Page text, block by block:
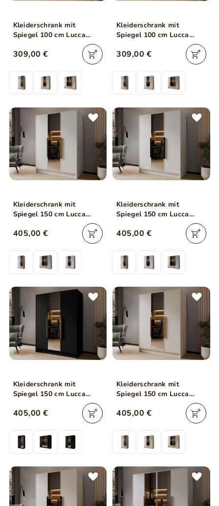
Kleiderschrank mit
Spiegel 100 cm Lucca
Kaschmir mit goldenen
Griffen
309,00 €
Kleiderschrank mit
Spiegel 100 cm Lucca
Kaschmir mit schwarzen
Griffen
309,00 €
Kleiderschrank mit
Spiegel 150 cm Lucca
Weiß mit goldenen Griffen
405,00 €
Kleiderschrank mit
Spiegel 150 cm Lucca
Griffen
405,00 €
Kleiderschrank mit
Spiegel 150 cm Lucca
Schwarz mit goldenen
Griffen
405,00 €
Kleiderschrank mit
Spiegel 150 cm Lucca
Kaschmir mit goldenen
Griffen
405,00 €